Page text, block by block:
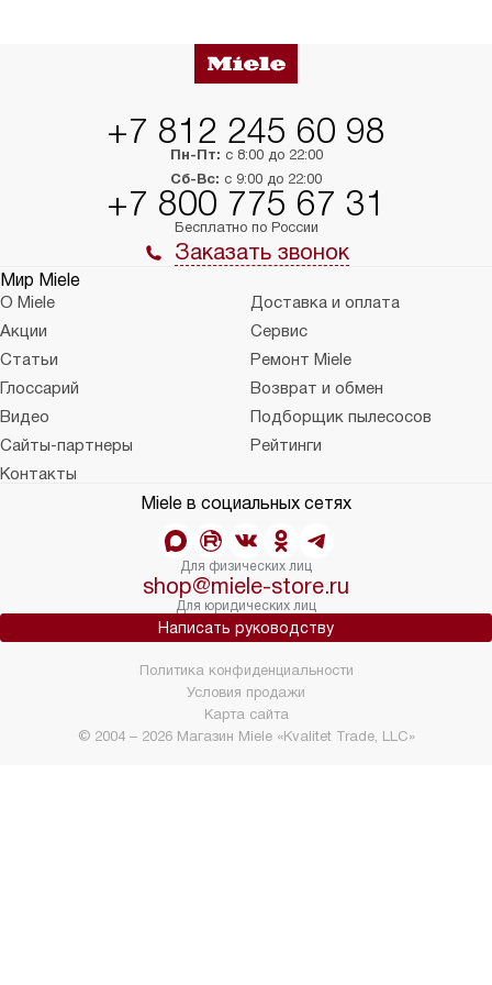
+7 812 245 60 98
Пн-Пт: с 8:00 до 22:00
Сб-Вс: с 9:00 до 22:00
+7 800 775 67 31
Бесплатно по России
Заказать звонок
Мир Miele
О Miele
Доставка и оплата
Акции
Сервис
Статьи
Ремонт Miele
Глоссарий
Возврат и обмен
Видео
Подборщик пылесосов
Сайты-партнеры
Рейтинги
Контакты
Miele в социальных сетях
Для физических лиц
shop@miele-store.ru
Для юридических лиц
Написать руководству
© 2004 – 2026 Магазин Miele «Kvalitet Trade, LLC»
Политика конфиденциальности
Условия продажи
Карта сайта